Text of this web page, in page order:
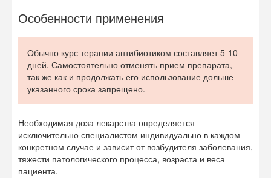
Особенности применения
Обычно курс терапии антибиотиком составляет 5-10
дней. Самостоятельно отменять прием препарата,
так же как и продолжать его использование дольше
указанного срока запрещено.
Необходимая доза лекарства определяется
исключительно специалистом индивидуально в каждом
конкретном случае и зависит от возбудителя заболевания,
тяжести патологического процесса, возраста и веса
пациента.